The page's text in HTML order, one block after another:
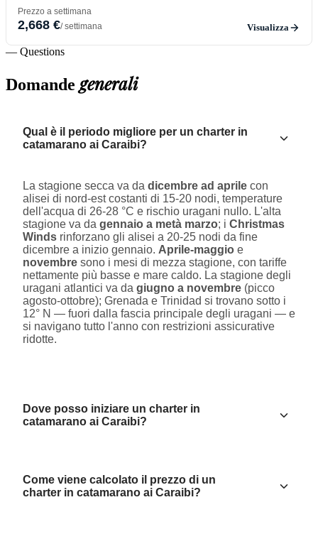
Prezzo a settimana
2,668 €/ settimana Visualizza
— Questions
Domandegenerali
Qual è il periodo migliore per un charter in
catamarano ai Caraibi?
La stagione secca va da dicembre ad aprile con
alisei di nord-est costanti di 15-20 nodi, temperature
dell'acqua di 26-28 °C e rischio uragani nullo. L'alta
stagione va da gennaio a metà marzo; i Christmas
Winds rinforzano gli alisei a 20-25 nodi da fine
dicembre a inizio gennaio. Aprile-maggio e
novembre sono i mesi di mezza stagione, con tariffe
nettamente più basse e mare caldo. La stagione degli
uragani atlantici va da giugno a novembre (picco
agosto-ottobre); Grenada e Trinidad si trovano sotto i
12° N — fuori dalla fascia principale degli uragani — e
si navigano tutto l'anno con restrizioni assicurative
ridotte.
Dove posso iniziare un charter in
catamarano ai Caraibi?
Come viene calcolato il prezzo di un
charter in catamarano ai Caraibi?